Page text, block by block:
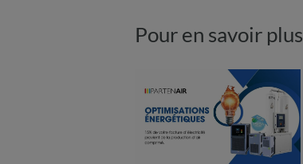
Pour en savoir plus